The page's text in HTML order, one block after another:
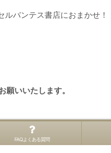
バンテス書店におまかせ！
願いいたします。
FAQよくある質問